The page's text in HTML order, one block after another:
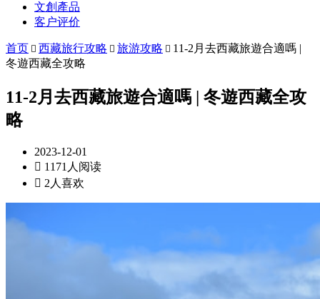
文創產品
客户评价
首页  西藏旅行攻略  旅游攻略  11-2月去西藏旅遊合適嗎 |
冬遊西藏全攻略
11-2月去西藏旅遊合適嗎 | 冬遊西藏全攻
略
2023-12-01
 1171人阅读
 2人喜欢